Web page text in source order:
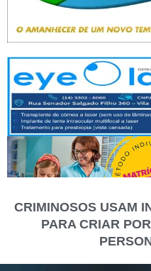
CRIMINOSOS USAM
PARA CRIAR